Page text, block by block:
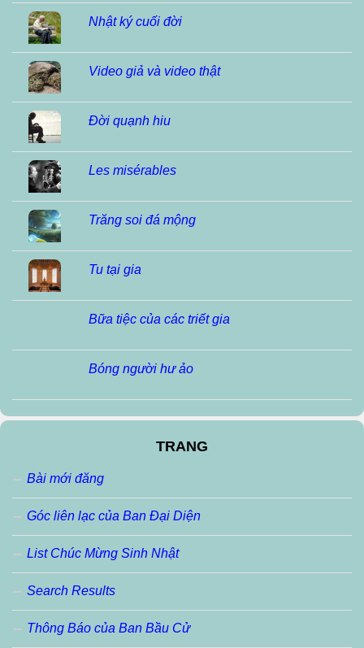
Nhật ký cuối đời
Video giả và video thật
Đời quạnh hiu
Les misérables
Trăng soi đá mộng
Tu tại gia
Bữa tiệc của các triết gia
Bóng người hư ảo
TRANG
Bài mới đăng
Góc liên lạc của Ban Đại Diện
List Chúc Mừng Sinh Nhật
Search Results
Thông Báo của Ban Bầu Cử